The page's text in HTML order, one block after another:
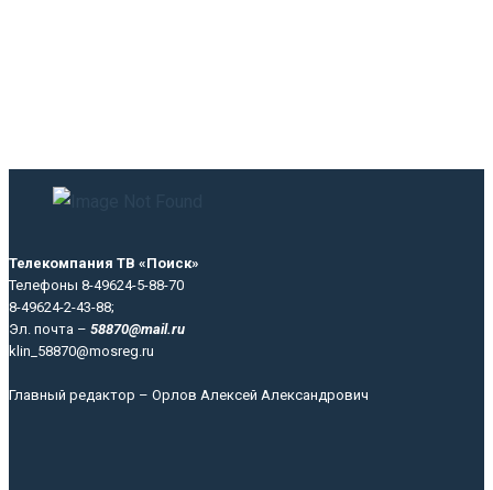
Телекомпания ТВ «Поиск»
Телефоны 8-49624-5-88-70
8-49624-2-43-88;
Эл. почта – 58870@mail.ru
klin_58870@mosreg.ru
Главный редактор – Орлов Алексей Александрович